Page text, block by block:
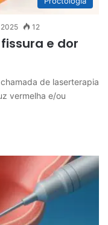
12
e dor
de laserterapia
vermelha e/ou